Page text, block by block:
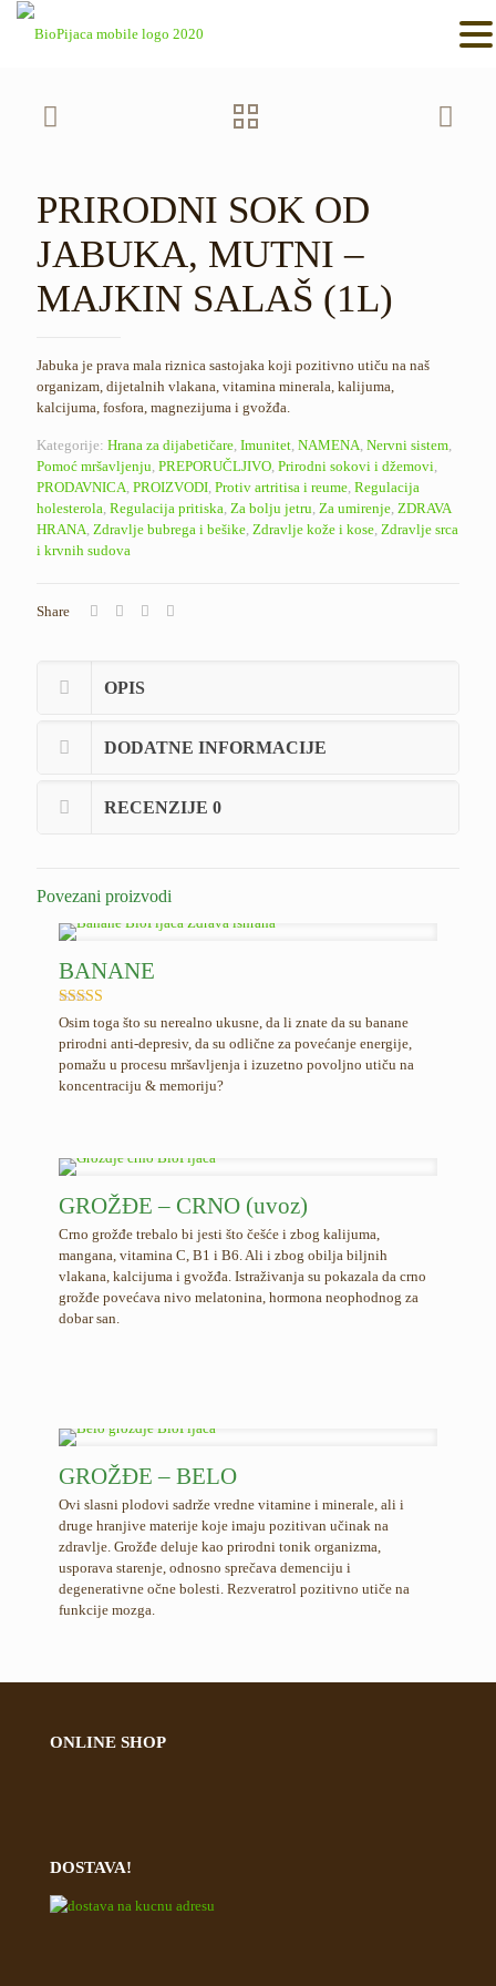
PRIRODNI SOK OD
JABUKA, MUTNI –
MAJKIN SALAŠ (1L)
Jabuka je prava mala riznica sastojaka koji pozitivno utiču na naš
organizam, dijetalnih vlakana, vitamina minerala, kalijuma,
kalcijuma, fosfora, magnezijuma i gvožđa.
Kategorije: Hrana za dijabetičare, Imunitet, NAMENA, Nervni sistem,
Pomoć mršavljenju, PREPORUČLJIVO, Prirodni sokovi i džemovi,
PRODAVNICA, PROIZVODI, Protiv artritisa i reume, Regulacija
holesterola, Regulacija pritiska, Za bolju jetru, Za umirenje, ZDRAVA
HRANA, Zdravlje bubrega i bešike, Zdravlje kože i kose, Zdravlje srca
i krvnih sudova
Share
OPIS
DODATNE INFORMACIJE
RECENZIJE 0
Povezani proizvodi
BANANE
Ocenjeno
5.00
od 5
Osim toga što su nerealno ukusne, da li znate da su banane
prirodni anti-depresiv, da su odlične za povećanje energije,
pomažu u procesu mršavljenja i izuzetno povoljno utiču na
koncentraciju & memoriju?
GROŽĐE – CRNO (uvoz)
Crno grožđe trebalo bi jesti što češće i zbog kalijuma,
mangana, vitamina C, B1 i B6. Ali i zbog obilja biljnih
vlakana, kalcijuma i gvožđa. Istraživanja su pokazala da crno
grožđe povećava nivo melatonina, hormona neophodnog za
dobar san.
GROŽĐE – BELO
Ovi slasni plodovi sadrže vredne vitamine i minerale, ali i
druge hranjive materije koje imaju pozitivan učinak na
zdravlje. Grožđe deluje kao prirodni tonik organizma,
usporava starenje, odnosno sprečava demenciju i
degenerativne očne bolesti. Rezveratrol pozitivno utiče na
funkcije mozga.
ONLINE SHOP
DOSTAVA!